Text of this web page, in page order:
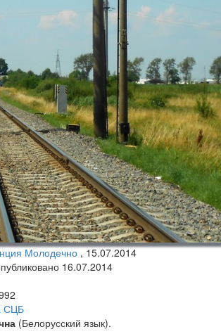
Молодечно ,15.07.2014
16.07.2014
СЦБ
(Белорусский язык).